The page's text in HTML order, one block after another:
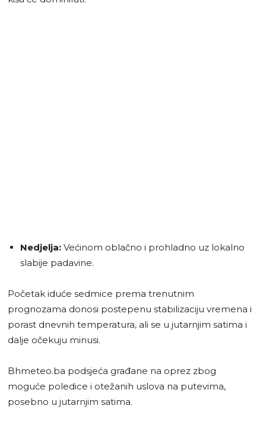
Nedjelja: Većinom oblačno i prohladno uz lokalno
slabije padavine.
Početak iduće sedmice prema trenutnim
prognozama donosi postepenu stabilizaciju vremena i
porast dnevnih temperatura, ali se u jutarnjim satima i
dalje očekuju minusi.
Bhmeteo.ba podsjeća građane na oprez zbog
moguće poledice i otežanih uslova na putevima,
posebno u jutarnjim satima.